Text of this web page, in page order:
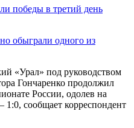
победы в третий день
обыграли одного из
«Урал» под руководством
Гончаренко продолжил
России, одолев на
1:0, сообщает корреспондент